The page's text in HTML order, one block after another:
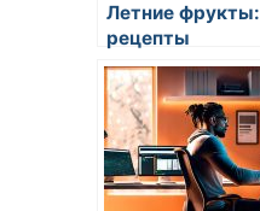
Летние фрукты:
рецепты
освежающих
напитков